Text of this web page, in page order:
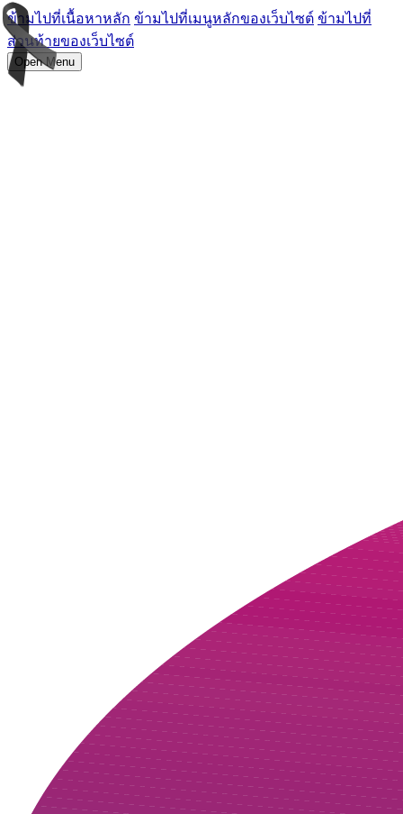
ข้ามไปที่เนื้อหาหลัก ข้ามไปที่เมนูหลักของเว็บไซต์ ข้ามไปที่
ส่วนท้ายของเว็บไซต์
Open Menu